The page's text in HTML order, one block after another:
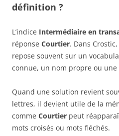
définition ?
L’indice Intermédiaire en
réponse Courtier. Dans
repose souvent sur un
connue, un nom propre ou
Quand une solution revient
lettres, il devient utile de la
comme Courtier peut
mots croisés ou mots fléchés.